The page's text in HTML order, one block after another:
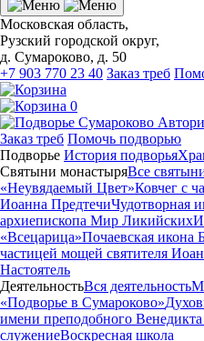
Московская область,
Рузский городской округ,
д. Сумароково, д. 50
+7 903 770 23 40 Заказ треб
0
Заказ треб Помочь подворью
Подворье История подворья
Святыни монастыряВсе
«Неувядаемый Цвет»Ковчег с
Иоанна ПредтечиЧудотворная
архиепископа Мир Ликийских
«Всецарица»Почаевская икона
частицей мощей святителя
Настоятель
ДеятельностьВся деятельность
«Подворье в Сумароково»
имени преподобного
служениеВоскресная школа